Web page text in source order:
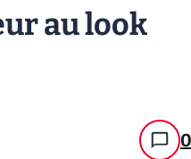
au look
0